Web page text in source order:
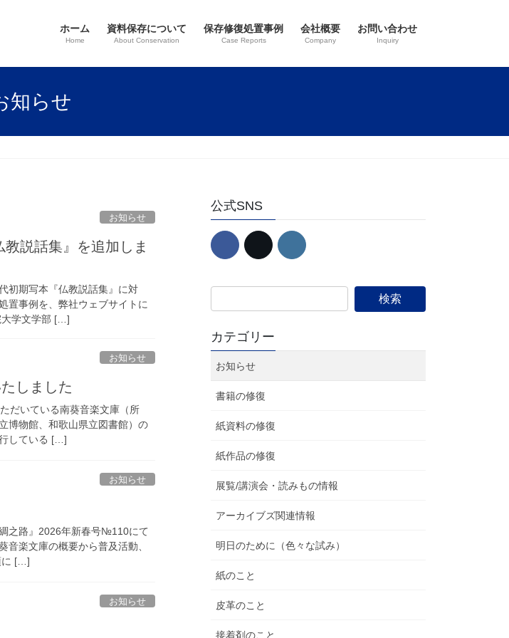
ホーム
Home
資料保存について
About Conservation
保存修復処置事例
Case Reports
会社概要
Company
お問い合わせ
Inquiry
知らせ
お知らせ
教説話集』を追加しま
初期写本『仏教説話集』に対
置事例を、弊社ウェブサイトに
大学文学部 […]
お知らせ
しました
だいている南葵音楽文庫（所
博物館、和歌山県立図書館）の
している […]
お知らせ
之路』2026年新春号№110にて
音楽文庫の概要から普及活動、
に […]
お知らせ
公式SNS
カテゴリー
お知らせ
書籍の修復
紙資料の修復
紙作品の修復
展覧/講演会・読みもの情報
アーカイブズ関連情報
明日のために（色々な試み）
紙のこと
皮革のこと
接着剤のこと